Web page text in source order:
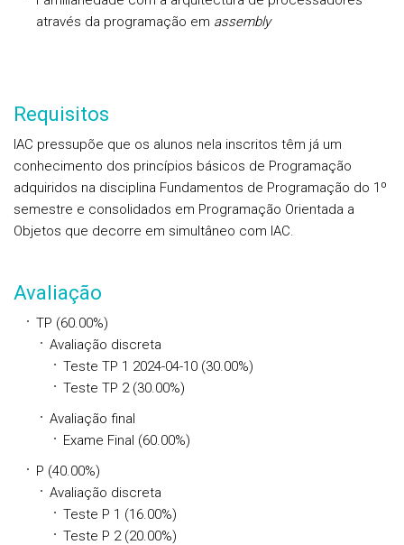
através da programação em assembly
Requisitos
IAC pressupõe que os alunos nela inscritos têm já um
conhecimento dos princípios básicos de Programação
adquiridos na disciplina Fundamentos de Programação do 1º
semestre e consolidados em Programação Orientada a
Objetos que decorre em simultâneo com IAC.
Avaliação
TP (60.00%)
Avaliação discreta
Teste TP 1 2024-04-10 (30.00%)
Teste TP 2 (30.00%)
Avaliação final
Exame Final (60.00%)
P (40.00%)
Avaliação discreta
Teste P 1 (16.00%)
Teste P 2 (20.00%)